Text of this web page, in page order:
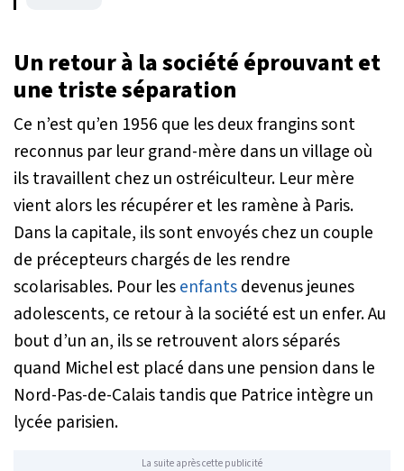
Un retour à la société éprouvant et
une triste séparation
Ce n’est qu’en 1956 que les deux frangins sont
reconnus par leur grand-mère dans un village où
ils travaillent chez un ostréiculteur. Leur mère
vient alors les récupérer et les ramène à Paris.
Dans la capitale, ils sont envoyés chez un couple
de précepteurs chargés de les rendre
scolarisables. Pour lesenfantsdevenus jeunes
adolescents, ce retour à la société est un enfer. Au
bout d’un an, ils se retrouvent alors séparés
quand Michel est placé dans une pension dans le
Nord-Pas-de-Calais tandis que Patrice intègre un
lycée parisien.
La suite après cette publicité